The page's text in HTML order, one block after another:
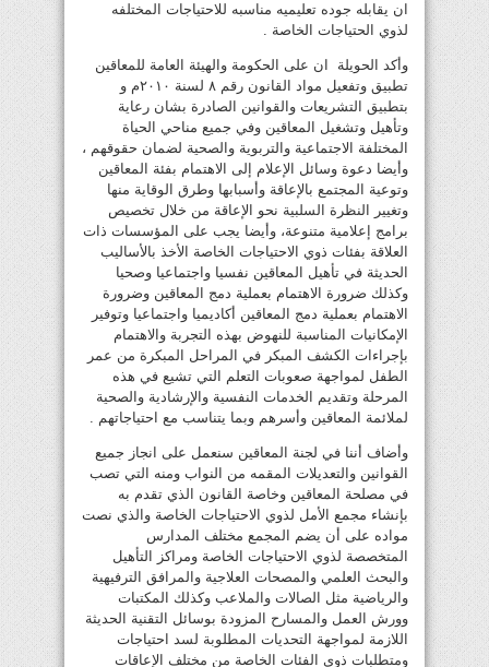
ان يقابله جوده تعليميه مناسبه للاحتياجات المختلفه
لذوي الحتياجات الخاصة .
وأكد الحويلة ان على الحكومة والهيئة العامة للمعاقين
تطبيق وتفعيل مواد القانون رقم ٨ لسنة ٢٠١٠م و
بتطبيق التشريعات والقوانين الصادرة بشان رعاية
وتأهيل وتشغيل المعاقين وفي جميع مناحي الحياة
المختلفة الاجتماعية والتربوية والصحية لضمان حقوقهم ،
وأيضا دعوة وسائل الإعلام إلى الاهتمام بفئة المعاقين
وتوعية المجتمع بالإعاقة وأسبابها وطرق الوقاية منها
وتغيير النظرة السلبية نحو الإعاقة من خلال تخصيص
برامج إعلامية متنوعة، وأيضا يجب على المؤسسات ذات
العلاقة بفئات ذوي الاحتياجات الخاصة الأخذ بالأساليب
الحديثة في تأهيل المعاقين نفسيا واجتماعيا وصحيا
وكذلك ضرورة الاهتمام بعملية دمج المعاقين وضرورة
الاهتمام بعملية دمج المعاقين أكاديميا واجتماعيا وتوفير
الإمكانيات المناسبة للنهوض بهذه التجربة والاهتمام
بإجراءات الكشف المبكر في المراحل المبكرة من عمر
الطفل لمواجهة صعوبات التعلم التي تشيع في هذه
المرحلة وتقديم الخدمات النفسية والإرشادية والصحية
لملائمة المعاقين وأسرهم وبما يتناسب مع احتياجاتهم .
وأضاف أننا في لجنة المعاقين سنعمل على انجاز جميع
القوانين والتعديلات المقمه من النواب ومنه التي تصب
في مصلحة المعاقين وخاصة القانون الذي تقدم به
بإنشاء مجمع الأمل لذوي الاحتياجات الخاصة والذي نصت
مواده على أن يضم المجمع مختلف المدارس
المتخصصة لذوي الاحتياجات الخاصة ومراكز التأهيل
والبحث العلمي والمصحات العلاجية والمرافق الترفيهية
والرياضية مثل الصالات والملاعب وكذلك المكتبات
وورش العمل والمسارح المزودة بوسائل التقنية الحديثة
اللازمة لمواجهة التحديات المطلوبة لسد احتياجات
ومتطلبات ذوي الفئات الخاصة من مختلف الإعاقات